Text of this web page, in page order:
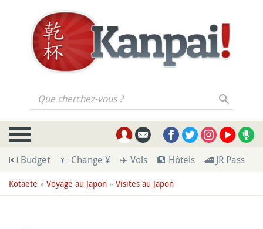
Que cherchez-vous ?
💶 Budget 💴 Change ¥ ✈️ Vols 🏨 Hôtels 🚄 JR Pass
Kotaete » Voyage au Japon » Visites au Japon